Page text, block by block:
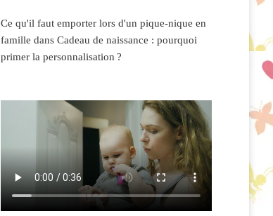
Ce qu'il faut emporter lors d'un pique-nique en
famille dans Cadeau de naissance : pourquoi
primer la personnalisation ?